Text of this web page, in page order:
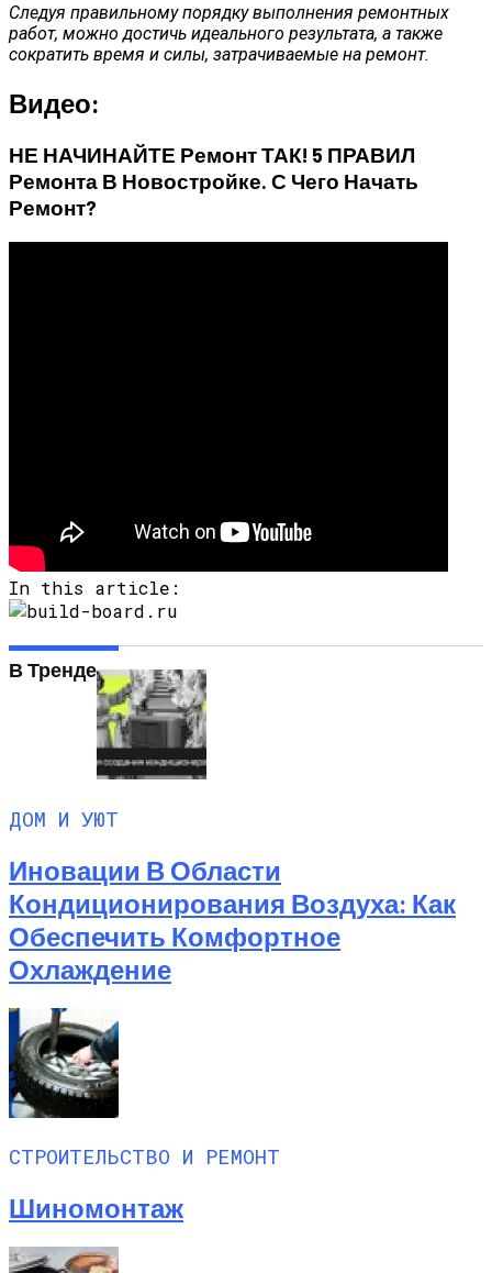
Следуя правильному порядку выполнения ремонтных
работ, можно достичь идеального результата, а также
сократить время и силы, затрачиваемые на ремонт.
Видео:
НЕ НАЧИНАЙТЕ Ремонт ТАК! 5 ПРАВИЛ
Ремонта В Новостройке. С Чего Начать
Ремонт?
In this article:
В Тренде
ДОМ И УЮТ
Иновации В Области
Кондиционирования Воздуха: Как
Обеспечить Комфортное
Охлаждение
СТРОИТЕЛЬСТВО И РЕМОНТ
Шиномонтаж